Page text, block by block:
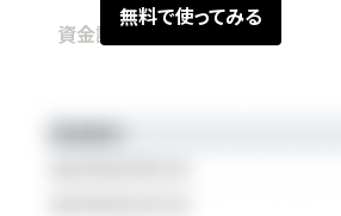
無料で使ってみる
資金調達情報